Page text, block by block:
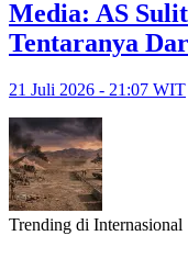
Media: AS
Tentaranya
21 Juli 2026 - 21:07 WIT
Trending di Internasional